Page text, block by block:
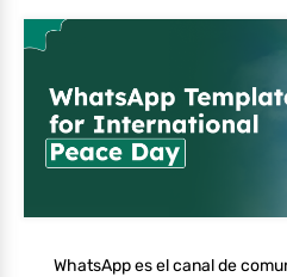
WhatsApp es el canal de